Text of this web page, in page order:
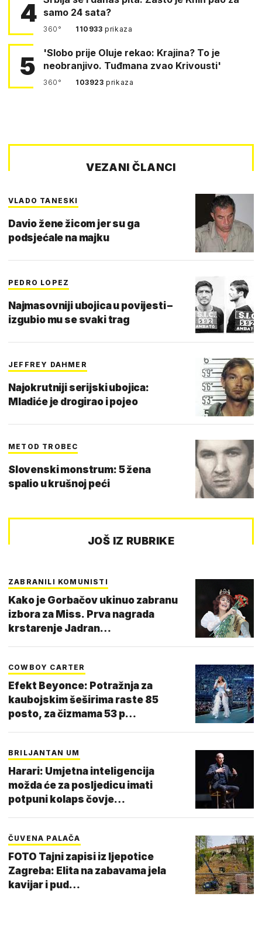
4 samo 24 sata?
360° 110933prikaza
5
'Slobo prije Oluje rekao: Krajina? To je
neobranjivo. Tuđmana zvao Krivousti'
360° 103923prikaza
VEZANI ČLANCI
VLADO TANESKI
Davio žene žicom jer su ga
podsjećale na majku
PEDRO LOPEZ
Najmasovniji ubojica u povijesti –
izgubio mu se svaki trag
JEFFREY DAHMER
Najokrutniji serijski ubojica:
Mladiće je drogirao i pojeo
METOD TROBEC
Slovenski monstrum: 5 žena
spalio u krušnoj peći
JOŠ IZ RUBRIKE
ZABRANILI KOMUNISTI
Kako je Gorbačov ukinuo zabranu
izbora za Miss. Prva nagrada
krstarenje Jadran…
COWBOY CARTER
Efekt Beyonce: Potražnja za
kaubojskim šeširima raste 85
posto, za čizmama 53 p…
BRILJANTAN UM
Harari: Umjetna inteligencija
možda će za posljedicu imati
potpuni kolaps čovje…
ČUVENA PALAČA
FOTO Tajni zapisi iz ljepotice
Zagreba: Elita na zabavama jela
kavijar i pud…